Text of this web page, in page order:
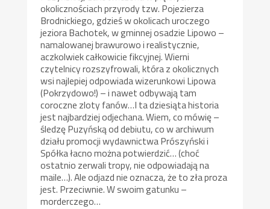
okolicznościach przyrody tzw. Pojezierza
Brodnickiego, gdzieś w okolicach uroczego
jeziora Bachotek, w gminnej osadzie Lipowo –
namalowanej brawurowo i realistycznie,
aczkolwiek całkowicie fikcyjnej. Wierni
czytelnicy rozszyfrowali, która z okolicznych
wsi najlepiej odpowiada wizerunkowi Lipowa
(Pokrzydowo!) – i nawet odbywają tam
coroczne zloty fanów…I ta dziesiąta historia
jest najbardziej odjechana. Wiem, co mówię –
śledzę Puzyńską od debiutu, co w archiwum
działu promocji wydawnictwa Prószyński i
Spółka łacno można potwierdzić… (choć
ostatnio zerwali tropy, nie odpowiadają na
maile…). Ale odjazd nie oznacza, że to zła proza
jest. Przeciwnie. W swoim gatunku –
morderczego…